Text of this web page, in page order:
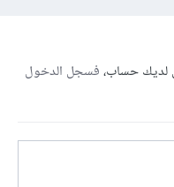
لديك حساب،فسجل الدخول